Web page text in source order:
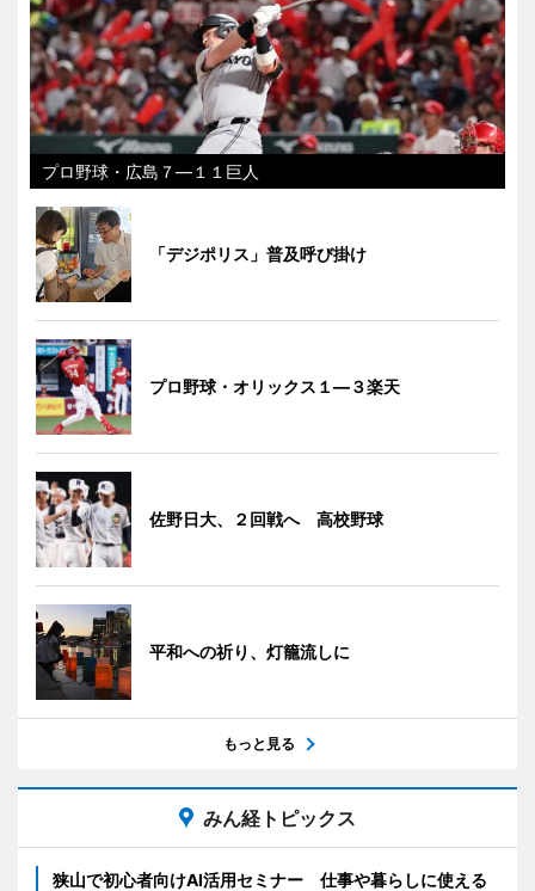
プロ野球・広島７―１１巨人
「デジポリス」普及呼び掛け
プロ野球・オリックス１―３楽天
佐野日大、２回戦へ 高校野球
平和への祈り、灯籠流しに
もっと見る
みん経トピックス
狭山で初心者向けAI活用セミナー 仕事や暮らしに使える